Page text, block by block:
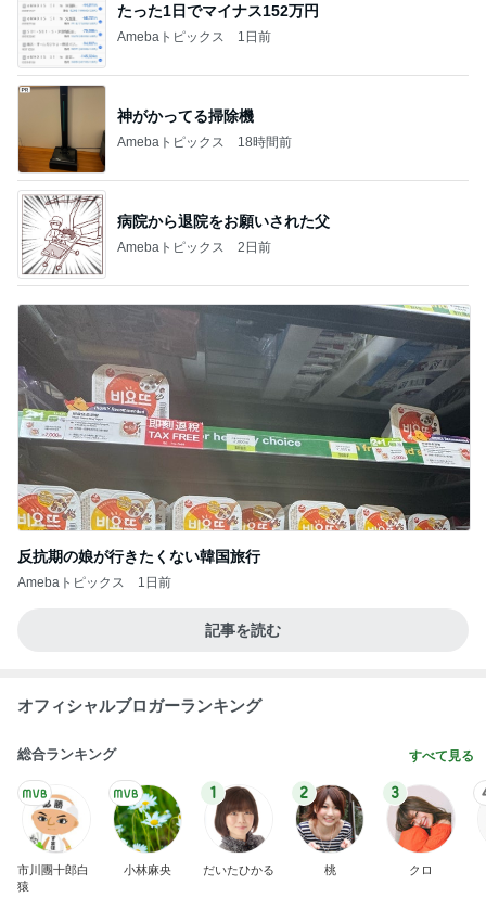
たった1日でマイナス152万円
Amebaトピックス 1日前
神がかってる掃除機
Amebaトピックス 18時間前
病院から退院をお願いされた父
Amebaトピックス 2日前
反抗期の娘が行きたくない韓国旅行
Amebaトピックス 1日前
記事を読む
オフィシャルブロガーランキング
総合ランキング すべて見る
市川團十郎白
猿
小林麻央
1
だいたひかる
2
桃
3
クロ